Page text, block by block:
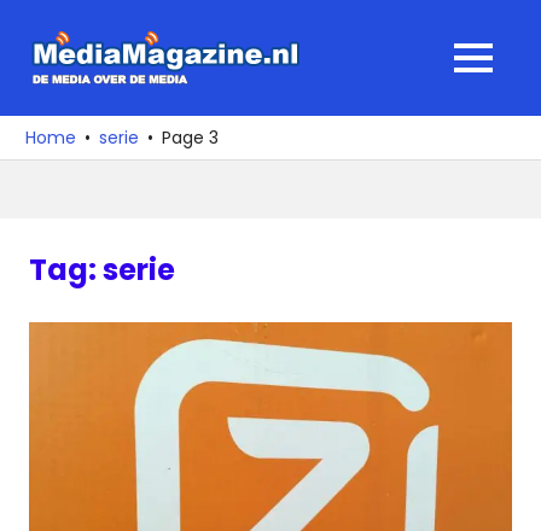
naar
media
over
MENU
Home serie Page 3
Tag:serie